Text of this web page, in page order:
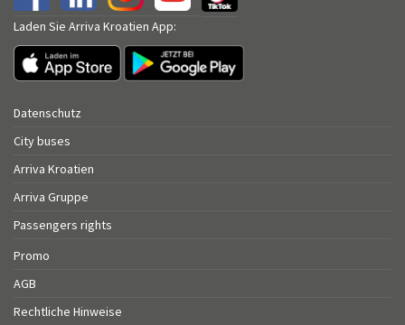
Laden Sie Arriva Kroatien App:
Datenschutz
City buses
Arriva Kroatien
Arriva Gruppe
Passengers rights
Promo
AGB
Rechtliche Hinweise